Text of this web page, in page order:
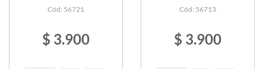
Cód: 56721
$ 3.900
Cód: 56713
$ 3.900